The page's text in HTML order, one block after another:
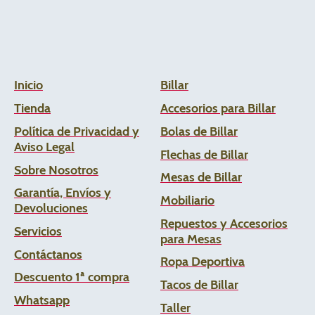
Inicio
Tienda
Política de Privacidad y
Aviso Legal
Sobre Nosotros
Garantía, Envíos y
Devoluciones
Servicios
Contáctanos
Descuento 1ª compra
Whatsapp
Billar
Accesorios para Billar
Bolas de Billar
Flechas de Billar
Mesas de Billar
Mobiliario
Repuestos y Accesorios
para Mesas
Ropa Deportiva
Tacos de Billar
Taller